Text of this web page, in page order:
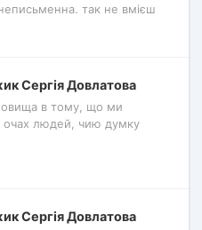
так не вмієш
Сергія Довлатова
в тому, що ми
очах людей, чию думку
Сергія Довлатова